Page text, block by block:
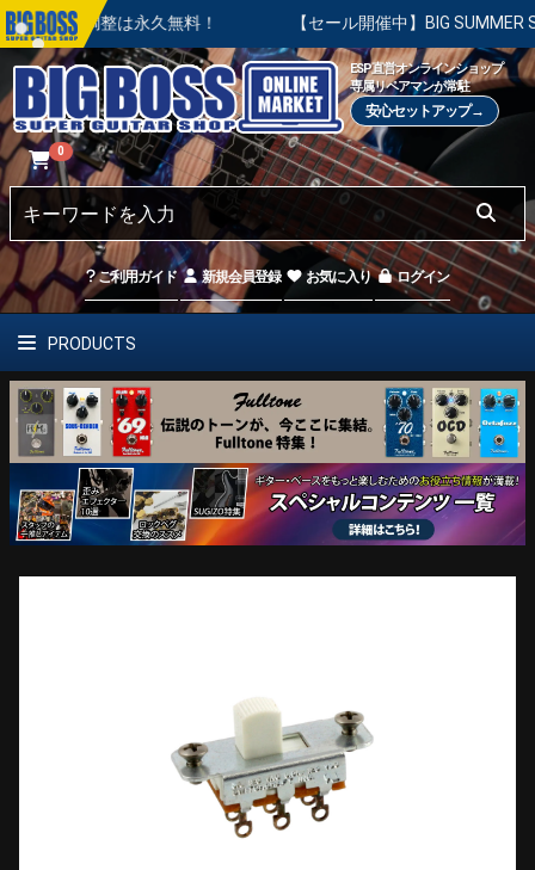
整は永久無料！ 【セール開催中】BIG SUMMER SALE | 対
ESP直営オンラインショップ
専属リペアマンが常駐
安心セットアップ→
0
ご利用ガイド 新規会員登録 お気に入り ログイン
PRODUCTS